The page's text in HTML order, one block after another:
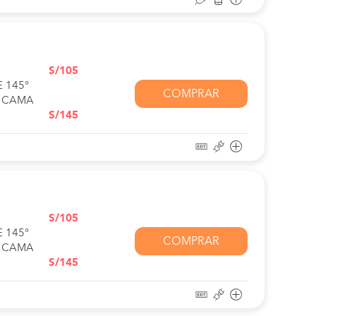
145°
CAMA
S/105
S/145
COMPRAR
145°
CAMA
S/105
S/145
COMPRAR